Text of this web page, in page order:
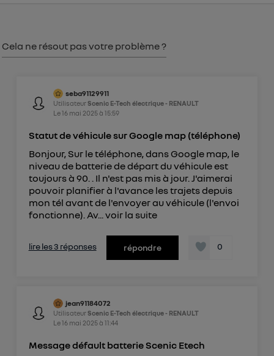
Cela ne résout pas votre problème ?
seba91129911
UtilisateurScenic E-Tech électrique - RENAULT
Le16 mai 2025à 15:59
Statut de véhicule sur Google map (téléphone)
Bonjour, Sur le téléphone, dans Google map, le
niveau de batterie de départ du véhicule est
toujours à 90. . Il n'est pas mis à jour. J'aimerai
pouvoir planifier à l'avance les trajets depuis
mon tél avant de l'envoyer au véhicule (l'envoi
fonctionne). Av... voir la suite
lire les 3 réponses répondre 0
jean91184072
UtilisateurScenic E-Tech électrique - RENAULT
Le16 mai 2025à 11:44
Message défault batterie Scenic Etech
Politique d'information sur les données